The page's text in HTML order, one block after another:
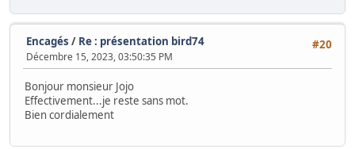
#20
Encagés / Re : présentation bird74
Décembre 15, 2023, 03:50:35 PM
Bonjour monsieur Jojo
Effectivement...je reste sans mot.
Bien cordialement